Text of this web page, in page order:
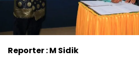
Reporter : M Sidik